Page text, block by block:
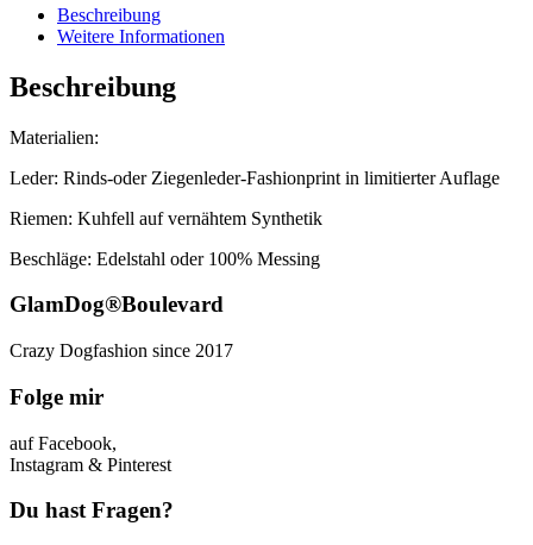
Beschreibung
Weitere Informationen
Beschreibung
Materialien:
Leder: Rinds-oder Ziegenleder-Fashionprint in limitierter Auflage
Riemen: Kuhfell auf vernähtem Synthetik
Beschläge: Edelstahl oder 100% Messing
GlamDog®Boulevard
Crazy Dogfashion since 2017
Folge mir
auf Facebook,
Instagram & Pinterest
Du hast Fragen?